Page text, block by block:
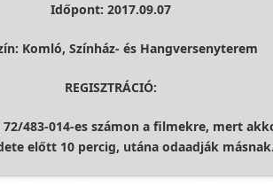
Időpont: 2017.09.07
Komló, Színház- és Hangversenyterem
REGISZTRÁCIÓ:
483-014-es számon a filmekre, mert
előtt 10 percig, utána odaadják másnak.